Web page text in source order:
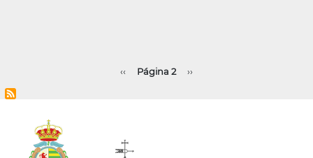
Página
‹‹ Página 2
Siguiente
››